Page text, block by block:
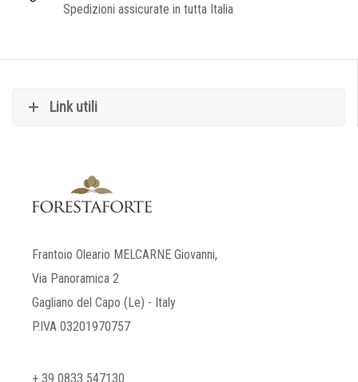
Spedizioni assicurate in tutta Italia
Link utili
Frantoio Oleario MELCARNE Giovanni,
Via Panoramica 2
Gagliano del Capo (Le) - Italy
P.IVA 03201970757
+ 39 0833 547130